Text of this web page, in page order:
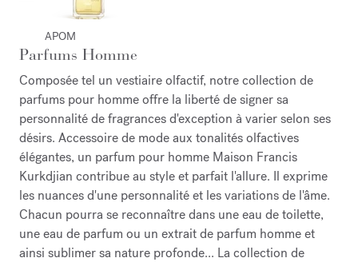
APOM
Parfums Homme
Composée tel un vestiaire olfactif, notre collection de
parfums pour homme offre la liberté de signer sa
personnalité de fragrances d'exception à varier selon ses
désirs. Accessoire de mode aux tonalités olfactives
élégantes, un parfum pour homme Maison Francis
Kurkdjian contribue au style et parfait l'allure. Il exprime
les nuances d'une personnalité et les variations de l'âme.
Chacun pourra se reconnaître dans une eau de toilette,
une eau de parfum ou un extrait de parfum homme et
ainsi sublimer sa nature profonde... La collection de